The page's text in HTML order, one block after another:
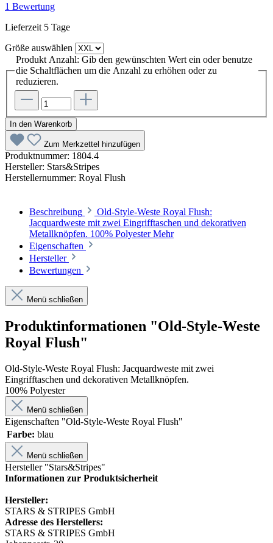
1 Bewertung
Lieferzeit 5 Tage
Größe auswählen
Produkt Anzahl: Gib den gewünschten Wert ein oder benutze
die Schaltflächen um die Anzahl zu erhöhen oder zu
reduzieren.
In den Warenkorb
Zum Merkzettel hinzufügen
Produktnummer: 1804.4
Hersteller: Stars&Stripes
Herstellernummer: Royal Flush
Beschreibung
Old-Style-Weste Royal Flush:
Jacquardweste mit zwei Eingrifftaschen und dekorativen
Metallknöpfen. 100% PolyesterMehr
Eigenschaften
Hersteller
Bewertungen
Menü schließen
Produktinformationen "Old-Style-Weste
Royal Flush"
Old-Style-Weste Royal Flush: Jacquardweste mit zwei
Eingrifftaschen und dekorativen Metallknöpfen.
100% Polyester
Menü schließen
Eigenschaften "Old-Style-Weste Royal Flush"
Farbe: blau
Menü schließen
Hersteller "Stars&Stripes"
Informationen zur Produktsicherheit
Hersteller:
STARS & STRIPES GmbH
Adresse des Herstellers:
STARS & STRIPES GmbH